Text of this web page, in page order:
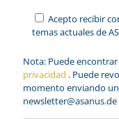
Acepto recibir
temas actuales de
Nota: Puede
privacidad . Puede
momento enviando
newsletter@asanus.de